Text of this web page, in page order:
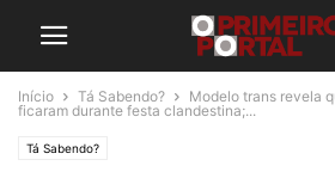
Início Tá Sabendo?
Modelo trans revela
ficaram durante festa clandestina;...
Tá Sabendo?